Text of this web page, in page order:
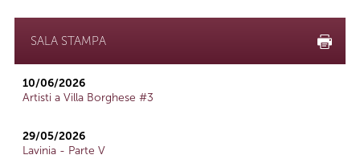
SALA STAMPA
10/06/2026
Artisti a Villa Borghese #3
29/05/2026
Lavinia - Parte V